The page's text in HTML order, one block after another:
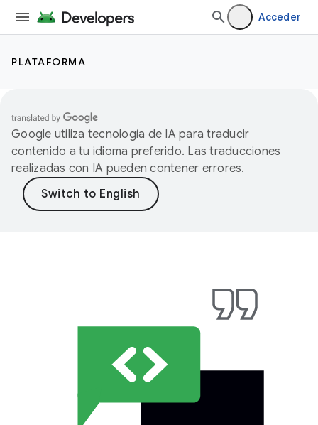
Acceder
PLATAFORMA
Google utiliza tecnología de IA para traducir
contenido a tu idioma preferido. Las traducciones
realizadas con IA pueden contener errores.